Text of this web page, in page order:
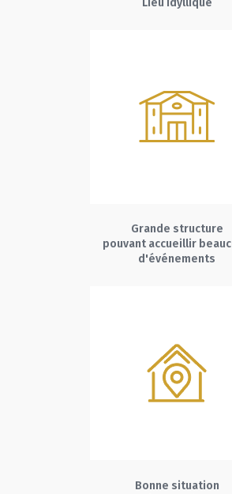
Grande structure
pouvant accueillir
d'événements
Bonne situation